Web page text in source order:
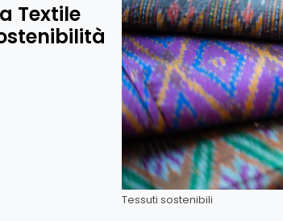
Textile
Tessuti sostenibili